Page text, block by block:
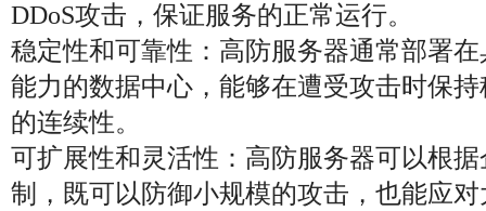
DDoS攻击，保证服务的正常运行。
稳定性和可靠性：高防服务器通常部署
能力的数据中心，能够在遭受攻击时保
的连续性。
可扩展性和灵活性：高防服务器可以根
制，既可以防御小规模的攻击，也能应对